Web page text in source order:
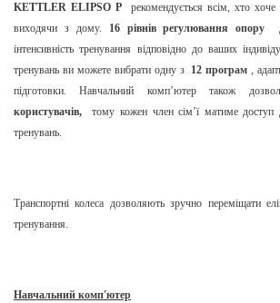
KETTLER ELIPSO P рекомендується всім, хто
виходячи з дому. 16 рівнів регулювання опору
інтенсивність тренування відповідно до ваших
тренувань ви можете вибрати одну з 12 програм,
підготовки. Навчальний комп’ютер також
користувачів,тому кожен член сім’ї матиме доступ
тренувань.
Транспортні колеса дозволяють зручно переміщати
тренування.
Навчальний комп'ютер